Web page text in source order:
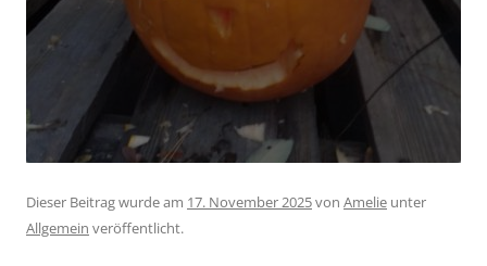
Dieser Beitrag wurde am 17. November 2025von Amelie unter
Allgemein veröffentlicht.